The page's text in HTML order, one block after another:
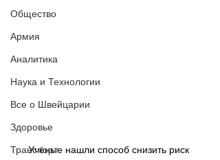
Общество
Армия
Аналитика
Наука и Технологии
Все о Швейцарии
Здоровье
Транспорт
Учёные нашли способ снизить риск